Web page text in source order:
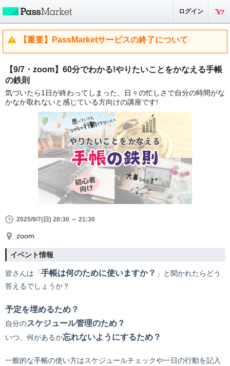
ログイン
【重要】PassMarketサービスの終了について
【9/7・zoom】60分でわかる!やりたいことをかなえる手帳
の鉄則
気づいたら1日が終わってしまった、日々の忙しさで自分の時間がな
かなか取れないと感じている方向けの講座です!
2025/9/7(日) 20:30 ～ 21:30
zoom
イベント情報
皆さんは「 手帳は何のために使いますか？ 」と聞かれたらどう
答えるでしょうか？
予定を埋めるため？
自分のスケジュール管理のため？
いつ、何があるか忘れないようにするため？
一般的な手帳の使い方はスケジュールチェックや一日の行動を記入